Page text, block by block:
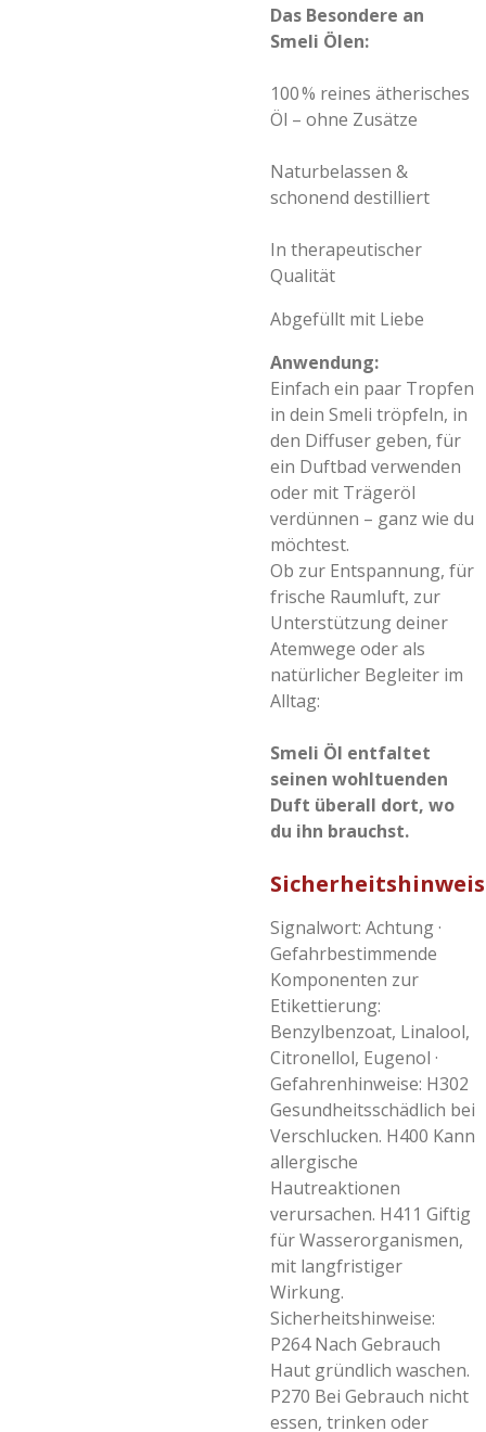
Das Besondere an
Smeli Ölen:
100 % reines ätherisches
Öl – ohne Zusätze
Naturbelassen &
schonend destilliert
In therapeutischer
Qualität
Abgefüllt mit Liebe
Anwendung:
Einfach ein paar Tropfen
in dein Smeli tröpfeln, in
den Diffuser geben, für
ein Duftbad verwenden
oder mit Trägeröl
verdünnen – ganz wie du
möchtest.
Ob zur Entspannung, für
frische Raumluft, zur
Unterstützung deiner
Atemwege oder als
natürlicher Begleiter im
Alltag:
Smeli Öl entfaltet
seinen wohltuenden
Duft überall dort, wo
du ihn brauchst.
Signalwort: Achtung ·
Gefahrbestimmende
Komponenten zur
Etikettierung:
Benzylbenzoat, Linalool,
Citronellol, Eugenol ·
Gefahrenhinweise: H302
Gesundheitsschädlich bei
Verschlucken. H400 Kann
allergische
Hautreaktionen
verursachen. H411 Giftig
für Wasserorganismen,
mit langfristiger
Wirkung.
Sicherheitshinweise:
P264 Nach Gebrauch
Haut gründlich waschen.
P270 Bei Gebrauch nicht
essen, trinken oder